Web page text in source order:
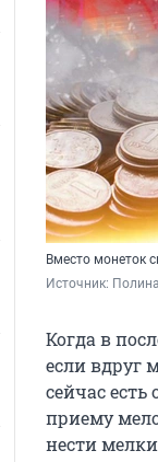
Вместо монеток
Источник:
Когда в
если вдруг
сейчас
приему
нести